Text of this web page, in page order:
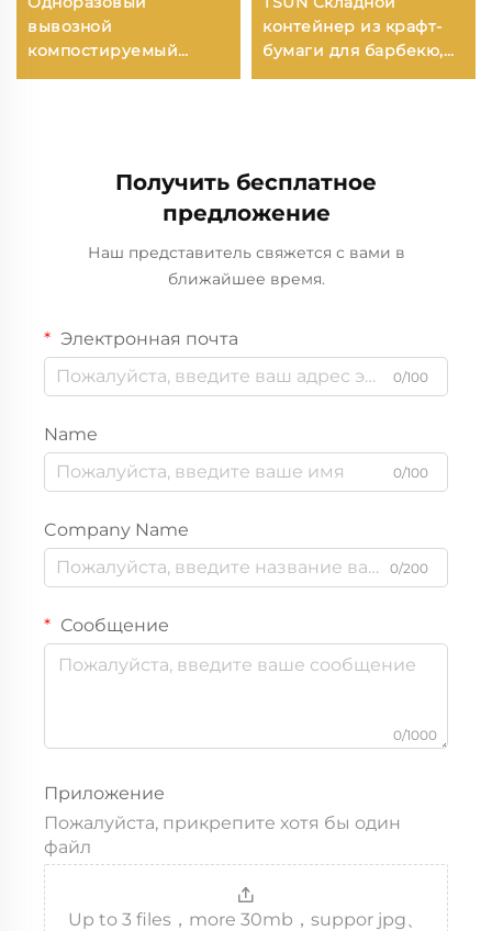
вывозной
компостируемый
контейнер из бумаги
отелей и ресторанов.
контейнер из крафт-
бумаги для барбекю,
картофеля фри,
Получить бесплатное
предложение
Наш представитель свяжется с вами в
ближайшее время.
Электронная почта
0/100
Name
0/100
Company Name
0/200
Сообщение
0/1000
Приложение
Пожалуйста, прикрепите хотя бы один
файл
Up to 3 files，more 30mb，suppor jpg、